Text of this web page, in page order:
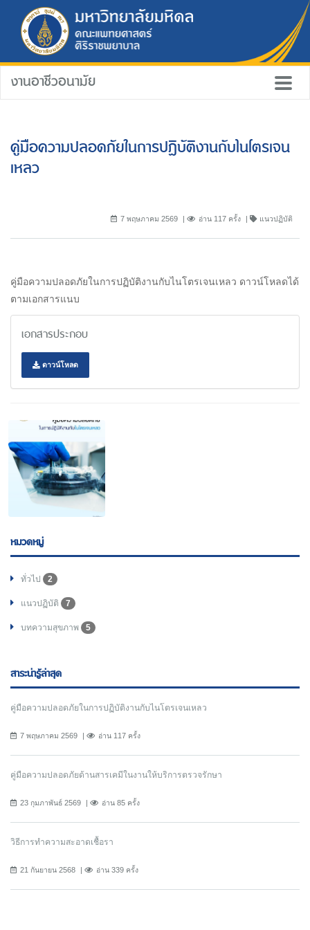
งานอาชีวอนามัย
คู่มือความปลอดภัยในการปฏิบัติงานกับไนโตรเจน
เหลว
7 พฤษภาคม 2569 อ่าน 117 ครั้ง แนวปฏิบัติ
คู่มือความปลอดภัยในการปฏิบัติงานกับไนโตรเจนเหลว ดาวน์โหลดได้
ตามเอกสารแนบ
เอกสารประกอบ
ดาวน์โหลด
หมวดหมู่
ทั่วไป 2
แนวปฏิบัติ 7
บทความสุขภาพ 5
สาระน่ารู้ล่าสุด
คู่มือความปลอดภัยในการปฏิบัติงานกับไนโตรเจนเหลว
7 พฤษภาคม 2569 อ่าน 117 ครั้ง
คู่มือความปลอดภัยด้านสารเคมีในงานให้บริการตรวจรักษา
23 กุมภาพันธ์ 2569 อ่าน 85 ครั้ง
วิธีการทำความสะอาดเชื้อรา
21 กันยายน 2568 อ่าน 339 ครั้ง